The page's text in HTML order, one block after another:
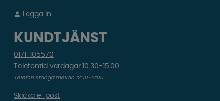
Logga in
KUNDTJÄNST
0171-105570
Telefontid vardagar 10:30-15:00
Telefon stängd mellan 12:00-13:00
Skicka e-post